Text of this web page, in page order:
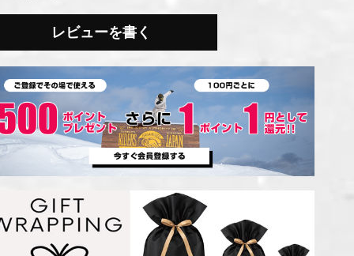
レビューを書く